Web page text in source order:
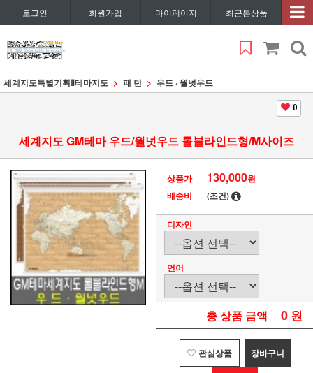
로그인 회원가입 마이페이지 최근본상품
세계지도특별기획Ⅱ테마지도 패 턴 우드 · 월넛우드
0
세계지도 GM테마 우드/월넛우드 롤블라인드형/M사이즈
상품가 130,000원
배송비
(조건)
디자인
언어
총 상품 금액 0 원
관심상품 장바구니